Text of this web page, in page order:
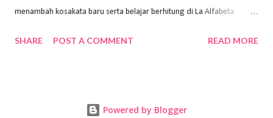
menambah kosakata baru serta belajar berhitung di La Alfabeta.
kok untuk mengajar dengan metode yang fun, La Alfabeta
Alfabeta. ⁣⁣⁣⁣Ada pilihan online class maupun offline class lho! Cek
SHARE POST A COMMENT READ MORE
Powered by Blogger